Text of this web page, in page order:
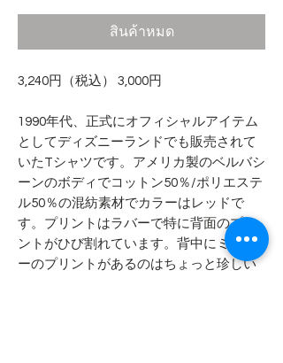
สินค้าหมด
3,240円（税込） 3,000円
1990年代、正式にオフィシャルアイテム
としてディズニーランドでも販売されて
いたTシャツです。アメリカ製のベルバシ
ーンのボディでコットン50％/ポリエステ
ル50％の混紡素材でカラーはレッドで
す。プリントはラバーで特に背面のプリ
ントがひび割れています。背中にミッキ
ーのプリントがあるのはちょっと珍しい